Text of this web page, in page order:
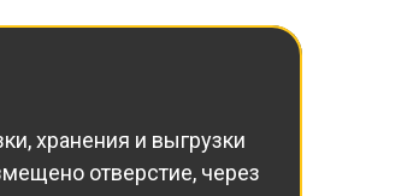
хранения и выгрузки
отверстие, через